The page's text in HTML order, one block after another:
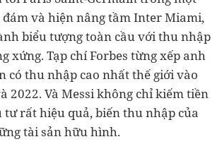
và hiện nâng tầm Inter Miami,
biểu tượng toàn cầu với thu nhập
xứng. Tạp chí Forbes từng xếp anh
có thu nhập cao nhất thế giới vào
2022. Và Messi không chỉ kiếm tiền
tư rất hiệu quả, biến thu nhập của
tài sản hữu hình.